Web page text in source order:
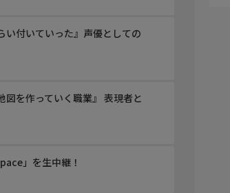
い付いていった』声優としての
を作っていく職業』 表現者と
」を生中継！